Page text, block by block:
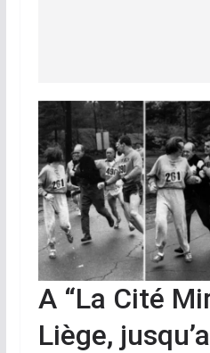
A “La Cité
Liège,